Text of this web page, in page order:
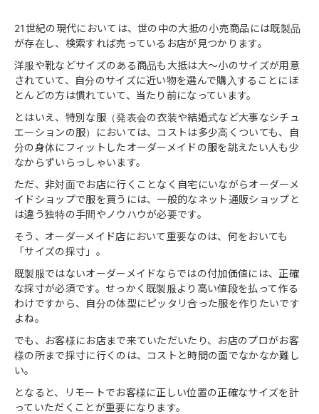
21世紀の現代においては、世の中の大抵の小売商品には既製品
が存在し、検索すれば売っているお店が見つかります。
洋服や靴などサイズのある商品も大抵は大〜小のサイズが用意
されていて、自分のサイズに近い物を選んで購入することにほ
とんどの方は慣れていて、当たり前になっています。
とはいえ、特別な服（発表会の衣装や結婚式など大事なシチュ
エーションの服）においては、コストは多少高くついても、自
分の身体にフィットしたオーダーメイドの服を誂えたい人も少
なからずいらっしゃいます。
ただ、非対面でお店に行くことなく自宅にいながらオーダーメ
イドショップで服を買うには、一般的なネット通販ショップと
は違う独特の手間やノウハウが必要です。
そう、オーダーメイド店において重要なのは、何をおいても
「サイズの採寸」。
既製服ではないオーダーメイドならではの付加価値には、正確
な採寸が必須です。せっかく既製服より高い値段を払って作る
わけですから、自分の体型にピッタリ合った服を作りたいです
よね。
でも、お客様にお店まで来ていただいたり、お店のプロがお客
様の所まで採寸に行くのは、コストと時間の面でなかなか難し
い。
となると、リモートでお客様に正しい位置の正確なサイズを計
っていただくことが重要になります。